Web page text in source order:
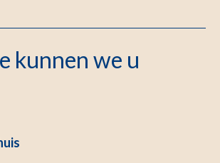
kunnen we u